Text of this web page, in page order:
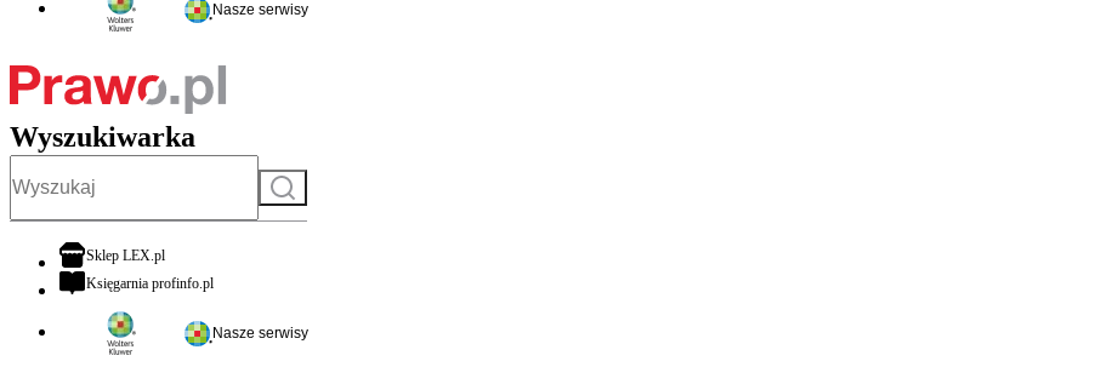
Nasze serwisy
Wyszukiwarka
Szukaj
Sklep LEX.plotwiera się w nowej karcie
Księgarnia profinfo.plotwiera się w nowej karcie
Nasze serwisy